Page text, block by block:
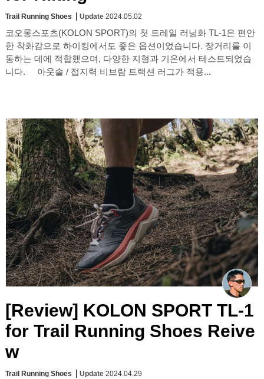
Trail Running Shoes Update 2024.05.02
코오롱스포츠(KOLON SPORT)의 첫 트레일 러닝화 TL-1은 편안
한 착화감으로 하이킹에서도 좋은 옵션이었습니다. 장거리를 이
동하는 데에 적합했으며, 다양한 지형과 기온에서 테스트되었습
니다. 아웃솔 / 접지력 비브람 트랙션 러그가 적용...
[Review] KOLON SPORT TL-1
for Trail Running Shoes Reive
w
Trail Running Shoes Update 2024.04.29